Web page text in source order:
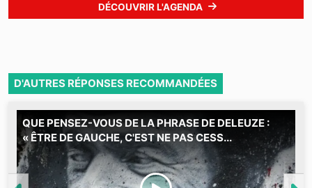
DÉCOUVRIR L'AGENDA
D'AUTRES RÉPONSES RECOMMANDÉES
QUE PENSEZ-VOUS DE LA PHRASE DE DELEUZE :
« ÊTRE DE GAUCHE, C'EST NE PAS CESS...